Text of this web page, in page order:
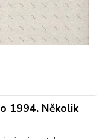
1994. Několik